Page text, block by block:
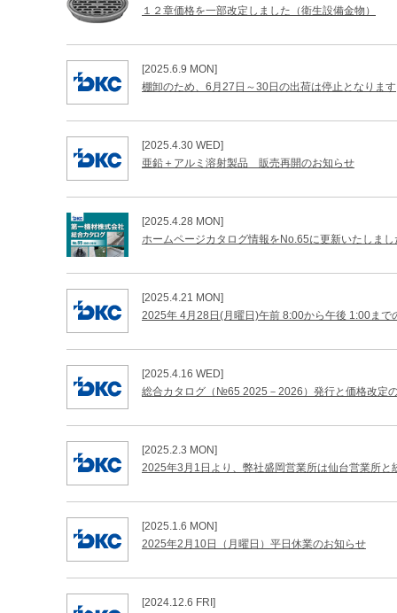
１２章価格を一部改定しました（衛生設備金物）
[2025.6.9 MON]
棚卸のため、6月27日～30日の出荷は停止となります
[2025.4.30 WED]
亜鉛＋アルミ溶射製品 販売再開のお知らせ
[2025.4.28 MON]
ホームページカタログ情報をNo.65に更新いたしまし
[2025.4.21 MON]
2025年 4月28日(月曜日)午前 8:00から午後 1:00ま
[2025.4.16 WED]
総合カタログ（№65 2025－2026）発行と価格改定
[2025.2.3 MON]
2025年3月1日より、弊社盛岡営業所は仙台営業所と
[2025.1.6 MON]
2025年2月10日（月曜日）平日休業のお知らせ
[2024.12.6 FRI]